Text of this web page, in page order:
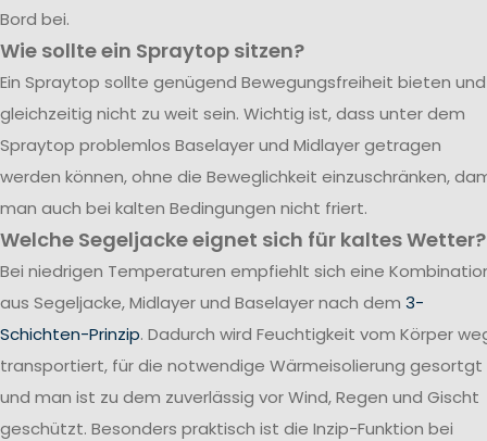
Bord bei.
Wie sollte ein Spraytop sitzen?
Ein Spraytop sollte genügend Bewegungsfreiheit bieten und
gleichzeitig nicht zu weit sein. Wichtig ist, dass unter dem
Spraytop problemlos Baselayer und Midlayer getragen
werden können, ohne die Beweglichkeit einzuschränken,
man auch bei kalten Bedingungen nicht friert.
Welche Segeljacke eignet sich für kaltes Wetter?
Bei niedrigen Temperaturen empfiehlt sich eine
aus Segeljacke, Midlayer und Baselayer nach dem 3-
Schichten-Prinzip. Dadurch wird Feuchtigkeit vom Körper
transportiert, für die notwendige Wärmeisolierung gesortgt
und man ist zu dem zuverlässig vor Wind, Regen und Gischt
geschützt. Besonders praktisch ist die Inzip-Funktion bei